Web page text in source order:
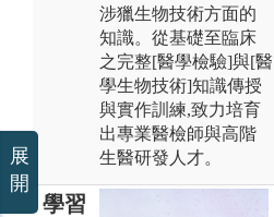
涉獵生物技術方面的
知識。從基礎至臨床
之完整[醫學檢驗]與[醫
學生物技術]知識傳授
與實作訓練,致力培育
出專業醫檢師與高階
生醫研發人才。
學習
展
開